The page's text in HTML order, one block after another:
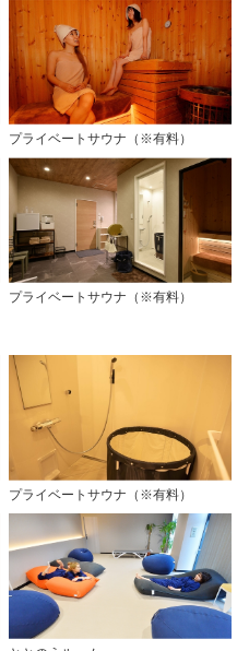
プライベートサウナ（※有料）
プライベートサウナ（※有料）
プライベートサウナ（※有料）